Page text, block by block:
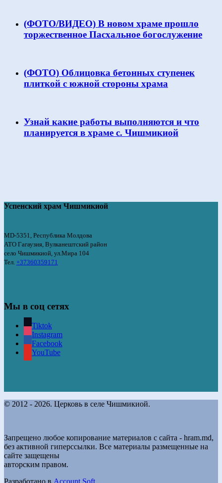
(ФОТО/ВИДЕО) В новом храме прошло
торжественное Пасхальное богослужение
(ФОТО) Облицовка бетонных ступенек
плиткой с южной стороны храма
Узнай какие работы выполняются и что
планируется в храме с. Чишмикиой
Успенский храм Чишмикиой
MD-5351, Республика Молдова
АТО Гагаузия, Вулканештский район
село Чишмикиой, ул.Мира 104
Тел. +37360359171
Мы в соц сетях
Tiktok
Instagram
Facebook
YouTube
© 2012 - 2026. Церковь в селе Чишмикиой.
Запрещено любое копирование материалов с сайта - hram.md,
без активной гиперссылки. Все материалы размещенные на
сайте защещены
авторским правом.